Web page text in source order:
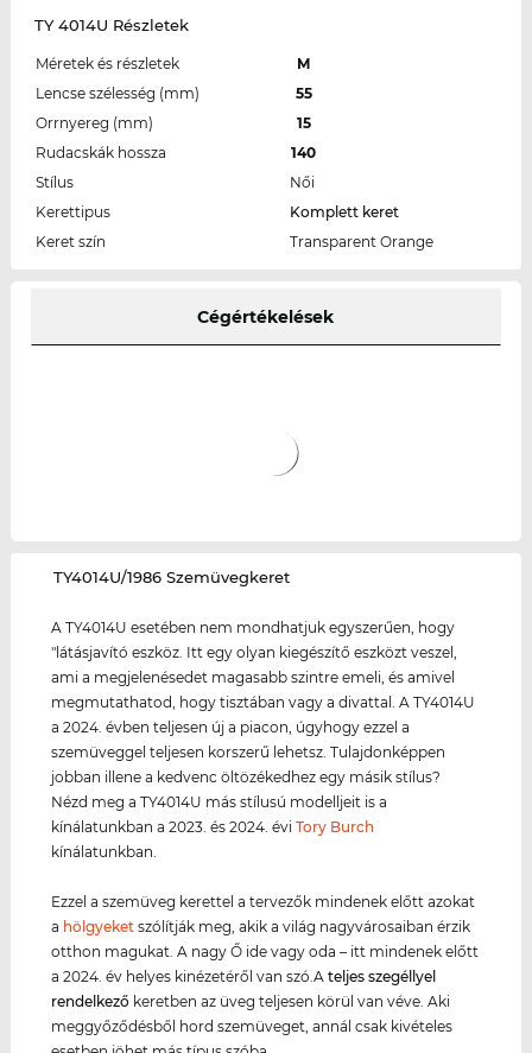
TY 4014U Részletek
Méretek és részletek
M
Lencse szélesség (mm)
55
Orrnyereg (mm)
15
Rudacskák hossza
140
Stílus
Női
Kerettipus
Komplett keret
Keret szín
Transparent Orange
Cégértékelések
‌TY4014U/1986 Szemüvegkeret
A TY4014U esetében nem mondhatjuk egyszerűen, hogy
"látásjavító eszköz. Itt egy olyan kiegészítő eszközt veszel,
ami a megjelenésedet magasabb szintre emeli, és amivel
megmutathatod, hogy tisztában vagy a divattal. A TY4014U
a 2024. évben teljesen új a piacon, úgyhogy ezzel a
szemüveggel teljesen korszerű lehetsz. Tulajdonképpen
jobban illene a kedvenc öltözékedhez egy másik stílus?
Nézd meg a TY4014U más stílusú modelljeit is a
kínálatunkban a 2023. és 2024. éviTory Burch
kínálatunkban.
Ezzel a szemüveg kerettel a tervezők mindenek előtt azokat
a hölgyeket szólítják meg, akik a világ nagyvárosaiban érzik
otthon magukat. A nagy Ő ide vagy oda – itt mindenek előtt
a 2024. év helyes kinézetéről van szó.Ateljes szegéllyel
rendelkező keretben az üveg teljesen körül van véve. Aki
meggyőződésből hord szemüveget, annál csak kivételes